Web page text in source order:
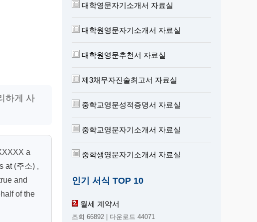
하게 사
a
at (주소) ,
and
of the
대학영문자기소개서 자료실
대학원영문자기소개서 자료실
대학원영문추천서 자료실
제3채무자진술최고서 자료실
중학교영문성적증명서 자료실
중학교영문자기소개서 자료실
중학생영문자기소개서 자료실
인기 서식 TOP 10
월세 계약서
조회 66892 | 다운로드 44071